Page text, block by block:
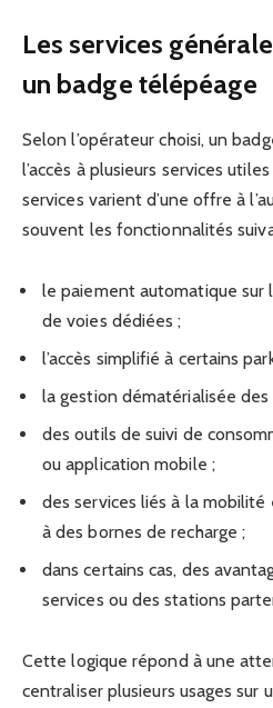
Les services
un badge télépéage
Selon l’opérateur choisi, un
l’accès à plusieurs services
services varient d’une offre à
souvent les fonctionnalités
le paiement automatique sur
de voies dédiées ;
l’accès simplifié à certains
la gestion dématérialisée
des outils de suivi de
ou application mobile ;
des services liés à la mobilité
à des bornes de recharge ;
dans certains cas, des
services ou des stations
Cette logique répond à une
centraliser plusieurs usages sur